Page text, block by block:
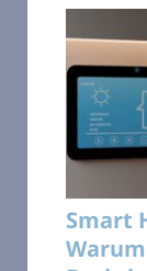
Smart